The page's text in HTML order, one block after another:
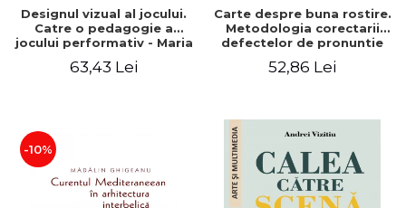
Designul vizual al jocului.
Catre o pedagogie a
jocului performativ - Maria
63,43 Lei
Carte despre buna rostire.
Metodologia corectarii
defectelor de pronuntie
52,86 Lei
-10%